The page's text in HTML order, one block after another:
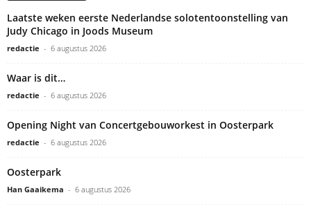
Laatste weken eerste Nederlandse solotentoonstelling van
Judy Chicago in Joods Museum
redactie - 6 augustus 2026
Waar is dit…
redactie - 6 augustus 2026
Opening Night van Concertgebouworkest in Oosterpark
redactie - 6 augustus 2026
Oosterpark
Han Gaaikema - 6 augustus 2026